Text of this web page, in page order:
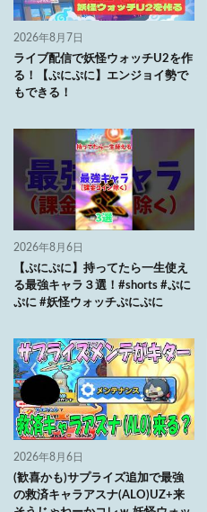
2026年8月7日
ライブ配信で妖怪ウォッチU2を作
る！【ぷにぷに】エンジョイ勢で
もできる！
2026年8月6日
【ぷにぷに】持ってたら一生使え
る最強キャラ３選！#shorts #ぷに
ぷに #妖怪ウォッチぷにぷに
2026年8月6日
(歓喜かも)サプライズ追加で最強
の救済キャラアスナ(ALO)UZ+来